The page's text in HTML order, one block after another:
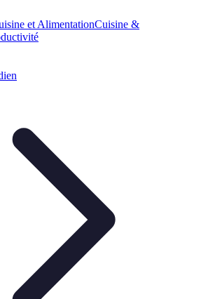
et AlimentationCuisine &